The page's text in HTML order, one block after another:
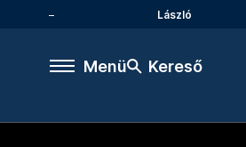
László
Menü Kereső